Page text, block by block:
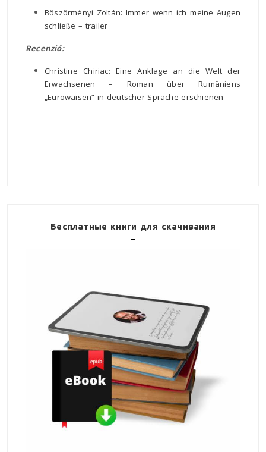
Böszörményi Zoltán: Immer wenn ich meine Augen
schließe – trailer
Recenzió:
Christine Chiriac: Eine Anklage an die Welt der
Erwachsenen – Roman über Rumäniens
„Eurowaisen“ in deutscher Sprache erschienen
Бесплатные книги для скачивания